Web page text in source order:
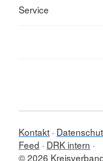
Service
Kontakt
Feed
DRK intern
© 2026